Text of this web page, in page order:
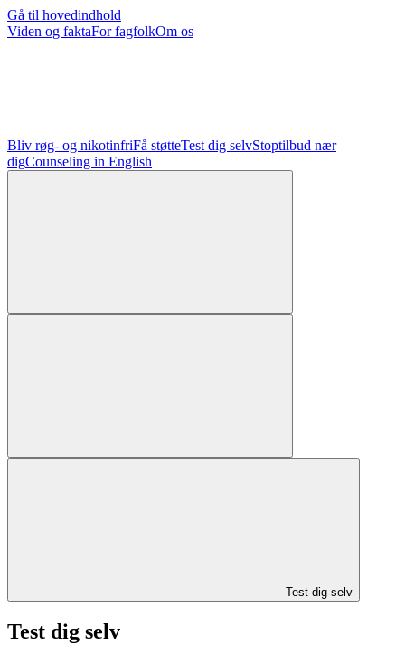
Gå til hovedindhold
Viden og faktaFor fagfolkOm os
Bliv røg- og nikotinfriFå støtteTest dig selvStoptilbud nær
digCounseling in English
Test dig selv
Test dig selv